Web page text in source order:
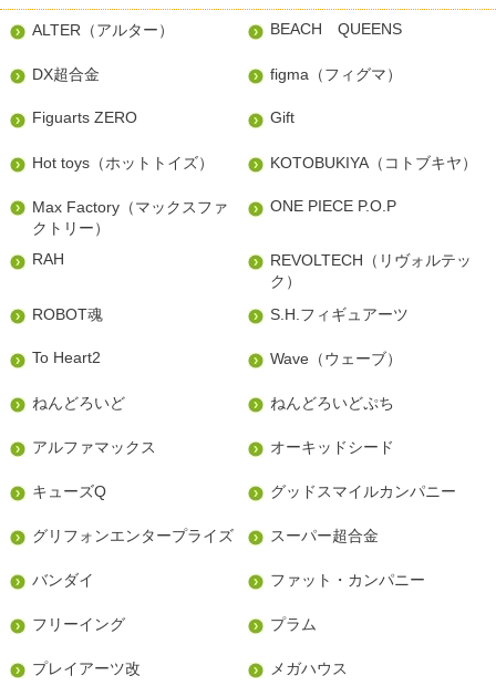
ALTER（アルター） BEACH QUEENS
DX超合金 figma（フィグマ）
Figuarts ZERO Gift
Hot toys（ホットトイズ） KOTOBUKIYA（コトブキヤ）
Max Factory（マックスファ
クトリー）
ONE PIECE P.O.P
RAH
REVOLTECH（リヴォルテッ
ク）
ROBOT魂
S.H.フィギュアーツ
To Heart2 Wave（ウェーブ）
ねんどろいど ねんどろいどぷち
アルファマックス オーキッドシード
キューズQ グッドスマイルカンパニー
グリフォンエンタープライズ スーパー超合金
バンダイ ファット・カンパニー
フリーイング プラム
プレイアーツ改 メガハウス